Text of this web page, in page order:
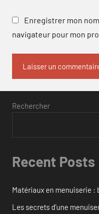
Enregistrer mon
navigateur pour mon
Rechercher
Recent Posts
Matériaux en menuiserie :
Les secrets d’une